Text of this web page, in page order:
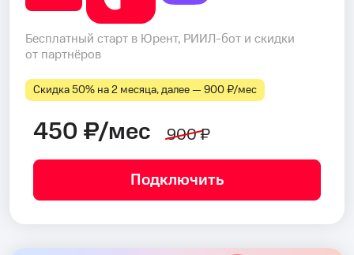
Бесплатный старт в Юрент, РИИЛ-бот и скидки
от партнёров
Скидка 50% на 2 месяца, далее — 900 ₽⁠/⁠мес
450 ₽/мес 900 ₽
Подключить